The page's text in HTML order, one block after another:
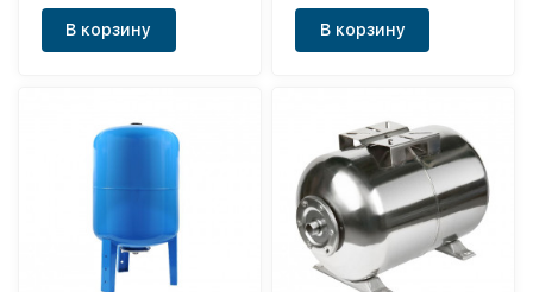
манометром)
В корзину
манометром)
В корзину